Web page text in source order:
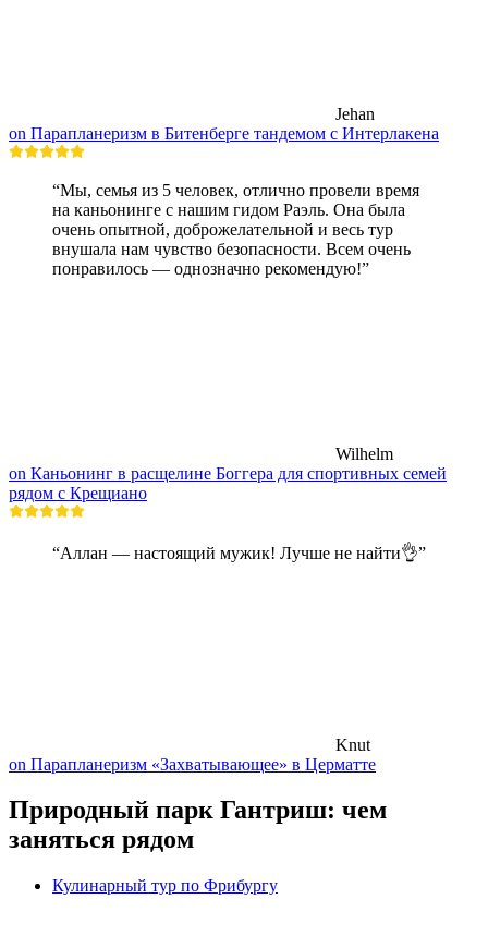
Jehan
on Парапланеризм в Битенберге тандемом с Интерлакена
“Мы, семья из 5 человек, отлично провели время
на каньонинге с нашим гидом Раэль. Она была
очень опытной, доброжелательной и весь тур
внушала нам чувство безопасности. Всем очень
понравилось — однозначно рекомендую!”
Wilhelm
on Каньонинг в расщелине Боггера для спортивных семей
рядом с Крещиано
“Аллан — настоящий мужик! Лучше не найти👌”
Knut
on Парапланеризм «Захватывающее» в Церматте
Природный парк Гантриш: чем
заняться рядом
Кулинарный тур по Фрибургу